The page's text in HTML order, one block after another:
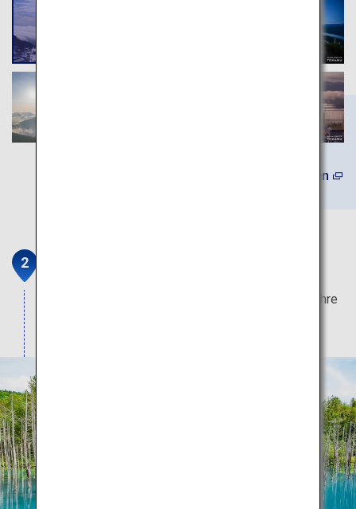
(Auf Englisch) Mehr erfahren
Licht- und Sonnenstrahlen geben dieser Lagune ihre